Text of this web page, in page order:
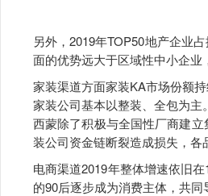
另外，2019年TOP50地产企业
面的优势远大于区域性中小企
家装渠道方面家装KA市场份额
家装公司基本以整装、全包为
西蒙除了积极与全国性厂商建
装公司资金链断裂造成损失，
电商渠道2019年整体增速依旧
的90后逐步成为消费主体，共